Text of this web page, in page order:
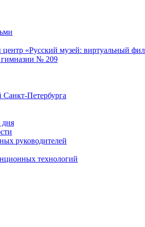
«Русский музей: виртуальный
гимназии № 209
Петербурга
дня
руководителей
технологий